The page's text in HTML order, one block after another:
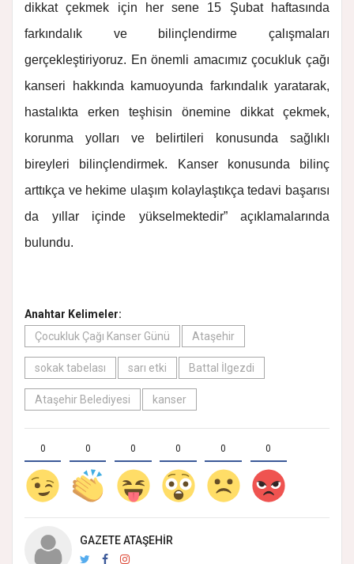
dikkat çekmek için her sene 15 Şubat haftasında
farkındalık ve bilinçlendirme çalışmaları
gerçekleştiriyoruz. En önemli amacımız çocukluk çağı
kanseri hakkında kamuoyunda farkındalık yaratarak,
hastalıkta erken teşhisin önemine dikkat çekmek,
korunma yolları ve belirtileri konusunda sağlıklı
bireyleri bilinçlendirmek. Kanser konusunda bilinç
arttıkça ve hekime ulaşım kolaylaştıkça tedavi başarısı
da yıllar içinde yükselmektedir” açıklamalarında
bulundu.
Anahtar Kelimeler:
Çocukluk Çağı Kanser Günü
Ataşehir
sokak tabelası sarı etki Battal İlgezdi
Ataşehir Belediyesi kanser
0 0 0 0 0 0
GAZETE ATAŞEHIR